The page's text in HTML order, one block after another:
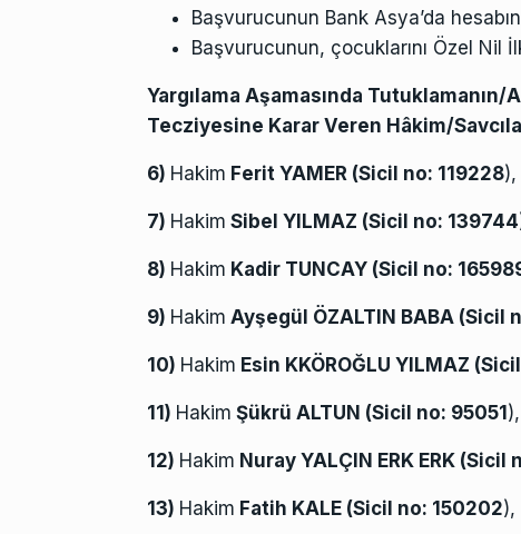
Başvurucunun Bank Asya’da
Başvurucunun, çocuklarını Özel Nil
Yargılama Aşamasında
Tecziyesine Karar Veren Hâkim/
6) Hakim Ferit YAMER (Sicil no: 119228),
7) Hakim Sibel YILMAZ (Sicil no: 139744
8) Hakim Kadir TUNCAY (Sicil no:
9) Hakim Ayşegül ÖZALTIN BABA (Sicil
10) Hakim Esin KKÖROĞLU YILMAZ (
11) Hakim Şükrü ALTUN (Sicil no: 95051),
12) Hakim Nuray YALÇIN ERK ERK (Sicil
13) Hakim Fatih KALE (Sicil no: 150202),